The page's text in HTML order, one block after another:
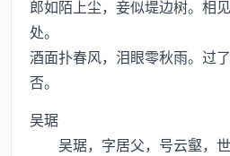
郎如陌上尘，妾似堤边树。相
处。
酒面扑春风，泪眼零秋雨。过
否。
吴琚
吴琚，字居父，号云壑，世